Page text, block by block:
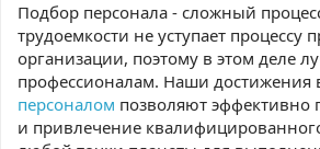
Подбор персонала - сложный
трудоемкости не уступает процессу
организации, поэтому в этом деле
профессионалам. Наши достижения
персоналом позволяют эффективно
и привлечение